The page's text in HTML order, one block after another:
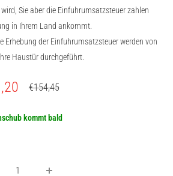
Sie aber die Einfuhrumsatzsteuer zahlen
in Ihrem Land ankommt.
Erhebung der Einfuhrumsatzsteuer werden von
Haustür durchgeführt.
Normalpreis
€154,45
kommt bald